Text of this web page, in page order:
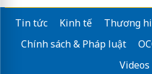
Tin tức Kinh tế Thương
Chính sách & Pháp luật
Videos